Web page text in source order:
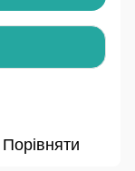
Порівняти